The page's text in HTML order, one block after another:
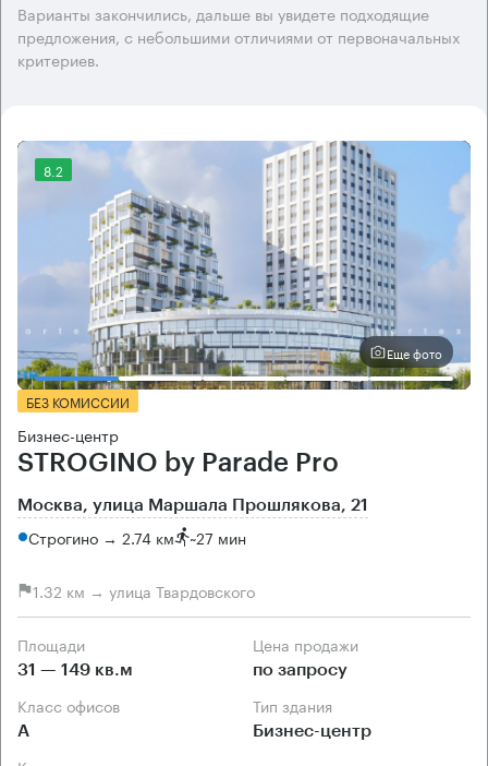
Варианты закончились, дальше вы увидете подходящие
предложения, с небольшими отличиями от первоначальных
критериев.
8.2
Еще фото
БЕЗ КОМИССИИ
Бизнес-центр
STROGINO by Parade Pro
Москва, улица Маршала Прошлякова, 21
Строгино → 2.74 км ~27 мин
1.32 км → улица Твардовского
Площади
31 — 149 кв.м
Цена продажи
по запросу
Класс офисов
А
Тип здания
Бизнес-центр